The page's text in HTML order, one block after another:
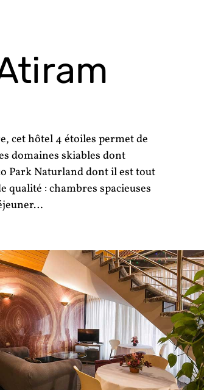
cet hôtel 4 étoiles permet de
domaines skiables dont
Park Naturland dont il est tout
qualité : chambres spacieuses